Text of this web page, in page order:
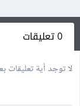
0 تعليقات
لا توجد أية تعليقات